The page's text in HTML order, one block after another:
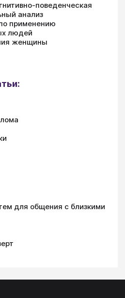
поведенческая
анализ
применению
людей
женщины
для общения с близкими